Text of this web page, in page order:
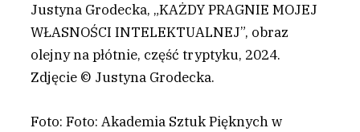
Justyna Grodecka, „KAŻDY PRAGNIE MOJEJ
WŁASNOŚCI INTELEKTUALNEJ”, obraz
olejny na płótnie, część tryptyku, 2024.
Zdjęcie © Justyna Grodecka.
Foto: Foto: Akademia Sztuk Pięknych w